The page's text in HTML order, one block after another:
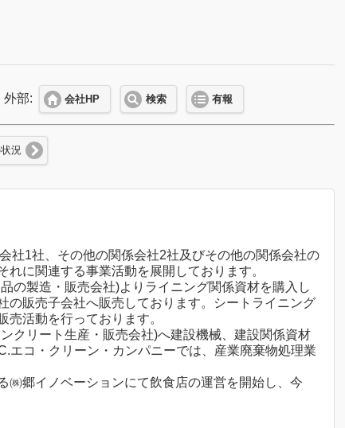
外部: 会社HP 検索 有報
況
社1社、その他の関係会社2社及びその他の関係会社の
に関連する事業活動を展開しております。
の製造・販売会社)よりライニング関係資材を購入し
の販売子会社へ販売しております。シートライニング
活動を行っております。
クリート生産・販売会社)へ建設機械、建設関係資材
エコ・クリーン・カンパニーでは、産業廃棄物処理業
㈱郷イノベーションにて飲食店の運営を開始し、今